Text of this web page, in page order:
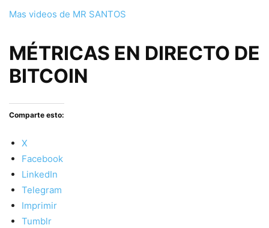
Mas videos de MR SANTOS
MÉTRICAS EN DIRECTO DE
BITCOIN
Comparte esto:
X
Facebook
LinkedIn
Telegram
Imprimir
Tumblr